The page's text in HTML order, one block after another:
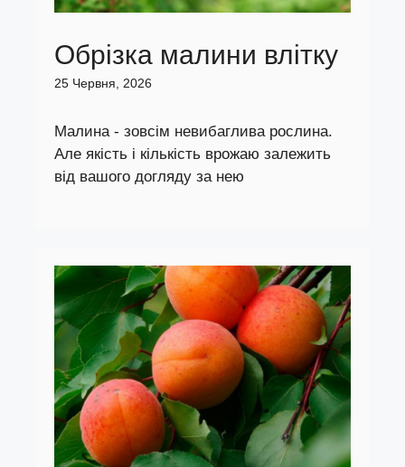
Обрізка малини влітку
25 Червня, 2026
Малина - зовсім невибаглива рослина.
Але якість і кількість врожаю залежить
від вашого догляду за нею